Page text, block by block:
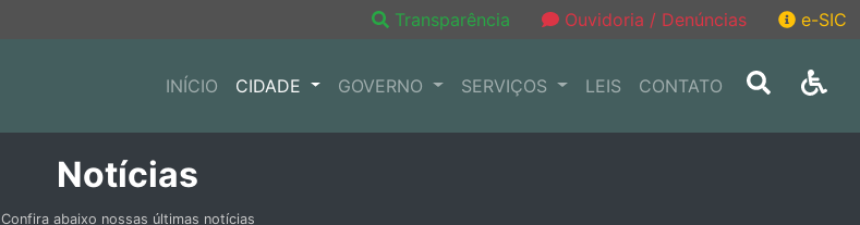
Transparência Ouvidoria / Denúncias e-SIC
INÍCIO CIDADE GOVERNO SERVIÇOS LEIS CONTATO
Notícias
Confira abaixo nossas últimas notícias